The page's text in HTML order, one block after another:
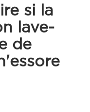
si la
lave-
de